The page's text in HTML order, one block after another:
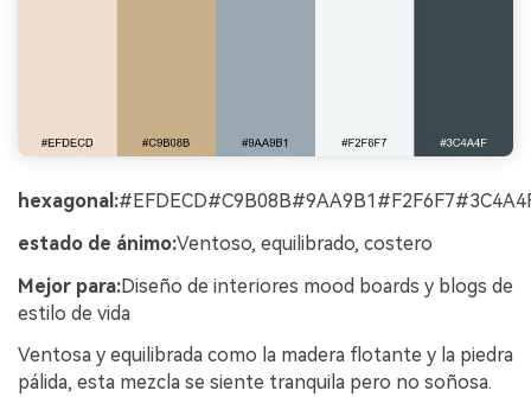
hexagonal:
estado de ánimo:Ventoso, equilibrado, costero
Mejor para:Diseño de interiores mood boards y blogs de
estilo de vida
Ventosa y equilibrada como la madera flotante y la piedra
pálida, esta mezcla se siente tranquila pero no soñosa.